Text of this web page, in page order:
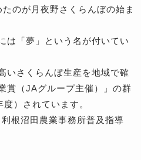
たのが月夜野さくらんぼの始ま
は「夢」という名が付いてい
いさくらんぼ生産を地域で確
賞（JAグループ主催）」の群
）されています。
根沼田農業事務所普及指導